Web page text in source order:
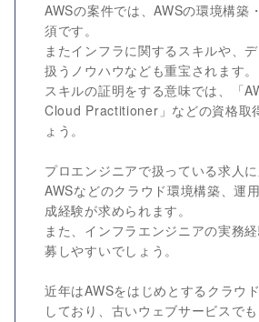
AWSの案件では、AWSの環境構築
須です。
またインフラに関するスキルや、
扱うノウハウなども重宝されます。
スキルの証明をする意味では、「
Cloud Practitioner」などの資格取
ょう。
プロエンジニアで扱っている求人に
AWSなどのクラウド環境構築、運
成経験が求められます。
また、インフラエンジニアの実務
募しやすいでしょう。
近年はAWSをはじめとするクラウ
しており、古いウェブサービスで